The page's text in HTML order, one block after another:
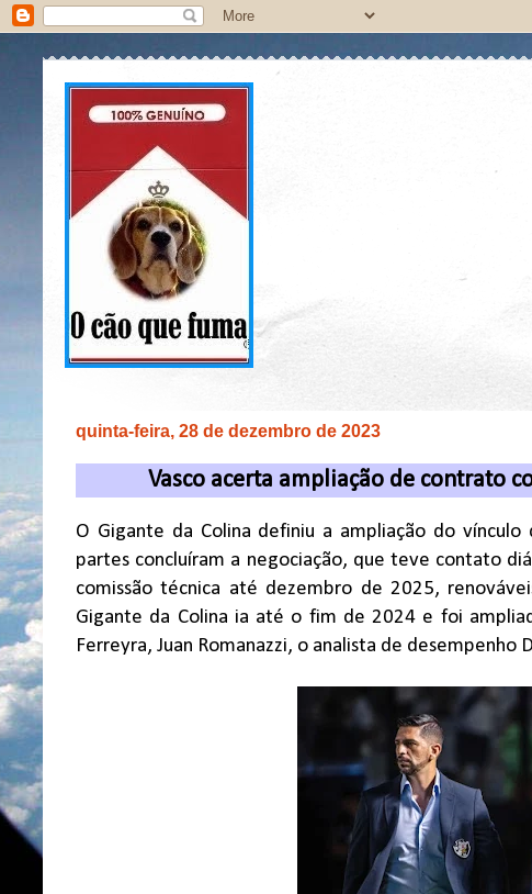
quinta-feira, 28 de dezembro de 2023
Vasco acerta ampliação de contrato
O Gigante da Colina definiu a ampliação do
partes concluíram a negociação, que teve contato
comissão técnica até dezembro de 2025,
Gigante da Colina ia até o fim de 2024 e foi
Ferreyra, Juan Romanazzi, o analista de desempenho